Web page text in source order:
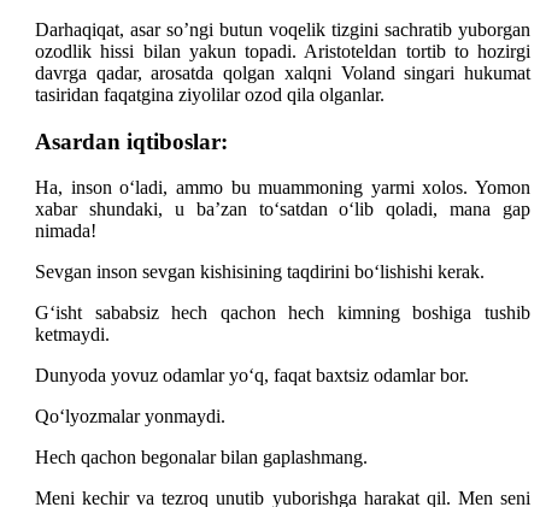
Darhaqiqat, asar so’ngi butun voqelik tizgini sachratib yuborgan
ozodlik hissi bilan yakun topadi. Aristoteldan tortib to hozirgi
davrga qadar, arosatda qolgan xalqni Voland singari hukumat
tasiridan faqatgina ziyolilar ozod qila olganlar.
Asardan iqtiboslar:
Ha, inson o‘ladi, ammo bu muammoning yarmi xolos. Yomon
xabar shundaki, u ba’zan to‘satdan o‘lib qoladi, mana gap
nimada!
Sevgan inson sevgan kishisining taqdirini bo‘lishishi kerak.
G‘isht sababsiz hech qachon hech kimning boshiga tushib
ketmaydi.
Dunyoda yovuz odamlar yo‘q, faqat baxtsiz odamlar bor.
Qo‘lyozmalar yonmaydi.
Hech qachon begonalar bilan gaplashmang.
Meni kechir va tezroq unutib yuborishga harakat qil. Men seni